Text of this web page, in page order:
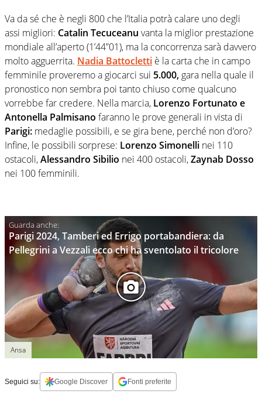
Va da sé che è negli 800 che l’Italia potrà calare uno degli
assi migliori: Catalin Tecuceanu vanta la miglior prestazione
mondiale all’aperto (1’44”01), ma la concorrenza sarà davvero
molto agguerrita. Nadia Battocletti è la carta che in campo
femminile proveremo a giocarci sui 5.000, gara nella quale il
pronostico non sembra poi tanto chiuso come qualcuno
vorrebbe far credere. Nella marcia, Lorenzo Fortunato e
Antonella Palmisano faranno le prove generali in vista di
Parigi: medaglie possibili, e se gira bene, perché non d’oro?
Infine, le possibili sorprese: Lorenzo Simonelli nei 110
ostacoli,Alessandro Sibilio nei 400 ostacoli,Zaynab Dosso
nei 100 femminili.
Parigi 2024, Tamberi ed Errigo portabandiera: da
Pellegrini a Vezzali ecco chi ha sventolato il tricolore
Ansa
Seguici su: Google Discover Fonti preferite